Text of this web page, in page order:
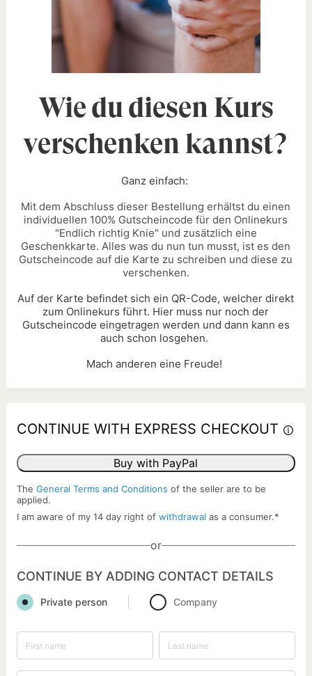
Wie du diesen Kurs
verschenken kannst?
Ganz einfach:
Mit dem Abschluss dieser Bestellung erhältst du einen
individuellen 100% Gutscheincode für den Onlinekurs
"Endlich richtig Knie" und zusätzlich eine
Geschenkkarte. Alles was du nun tun musst, ist es den
Gutscheincode auf die Karte zu schreiben und diese zu
verschenken.
Auf der Karte befindet sich ein QR-Code, welcher direkt
zum Onlinekurs führt. Hier muss nur noch der
Gutscheincode eingetragen werden und dann kann es
auch schon losgehen.
Mach anderen eine Freude!
CONTINUE WITH EXPRESS CHECKOUT
Buy with PayPal
The General Terms and Conditions of the seller are to be
applied.
I am aware of my 14 day right of withdrawal as a consumer.*
or
CONTINUE BY ADDING CONTACT DETAILS
Private person Company